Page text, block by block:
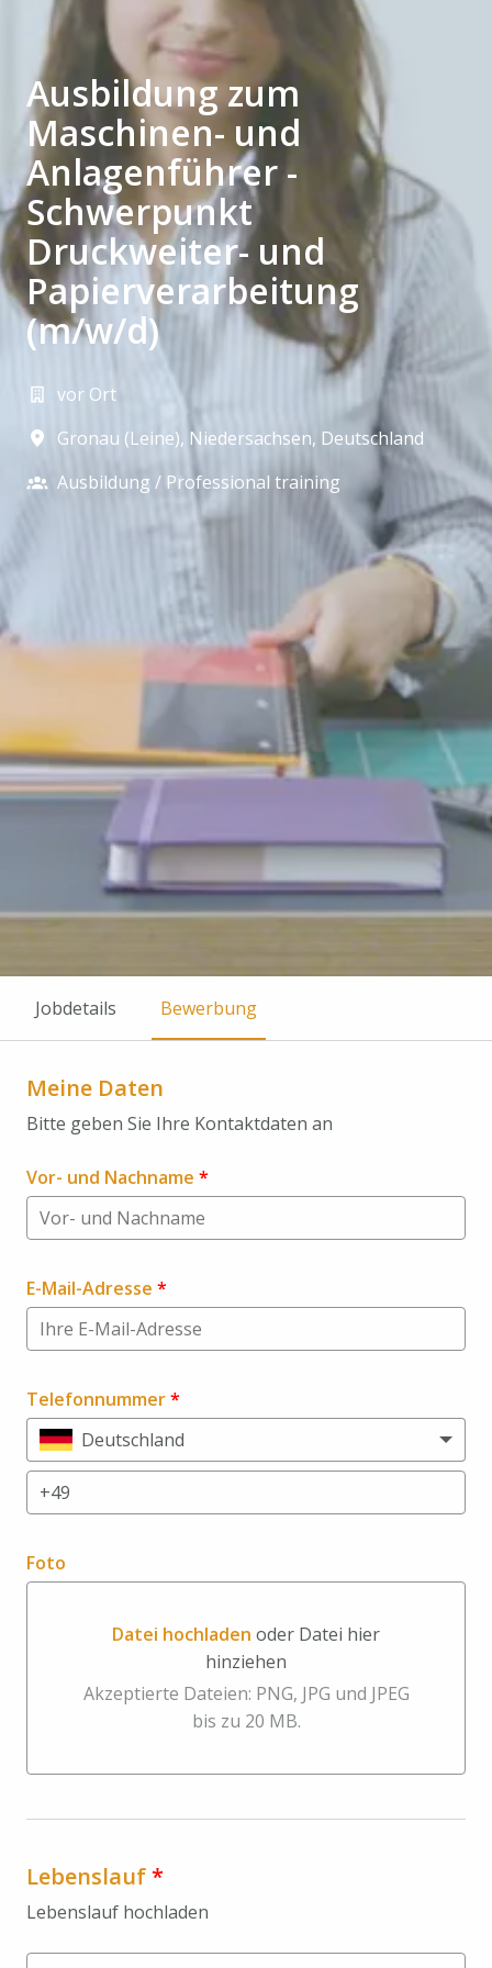
Ausbildung zum
Maschinen- und
Anlagenführer -
Schwerpunkt
Druckweiter- und
Papierverarbeitung
(m/w/d)
vor Ort
Gronau (Leine), Niedersachsen, Deutschland
Ausbildung / Professional training
Jobdetails Bewerbung
Meine Daten
Bitte geben Sie Ihre Kontaktdaten an
Vor- und Nachname *
E-Mail-Adresse *
Telefonnummer*
Deutschland
Foto
Datei hochladen oder Datei hier
hinziehen
Datei hochladen oder Datei hier hinziehen
Akzeptierte Dateien: PNG, JPG und JPEG
bis zu 20 MB.
Lebenslauf*
Lebenslauf hochladen